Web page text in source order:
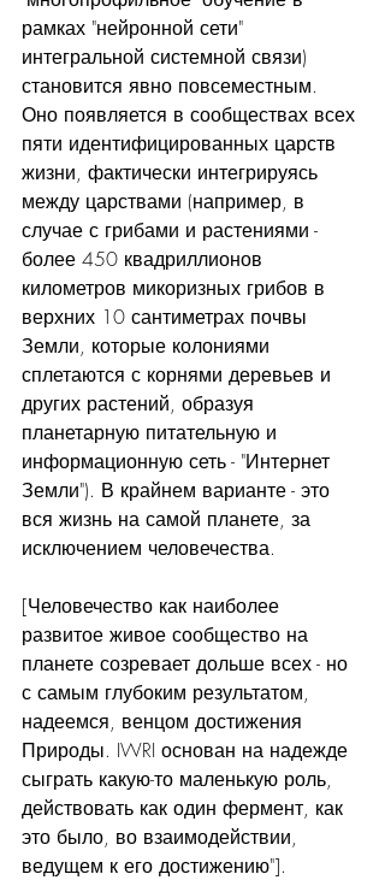
рамках "нейронной сети"
интегральной системной связи)
становится явно повсеместным.
Оно появляется в сообществах всех
пяти идентифицированных царств
жизни, фактически интегрируясь
между царствами (например, в
случае с грибами и растениями -
более 450 квадриллионов
километров микоризных грибов в
верхних 10 сантиметрах почвы
Земли, которые колониями
сплетаются с корнями деревьев и
других растений, образуя
планетарную питательную и
информационную сеть - "Интернет
Земли"). В крайнем варианте - это
вся жизнь на самой планете, за
исключением человечества.
[Человечество как наиболее
развитое живое сообщество на
планете созревает дольше всех - но
с самым глубоким результатом,
надеемся, венцом достижения
Природы. IWRI основан на надежде
сыграть какую-то маленькую роль,
действовать как один фермент, как
это было, во взаимодействии,
ведущем к его достижению"].